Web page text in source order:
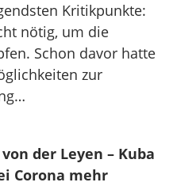
Kritikpunkte:
nötig, um die
Schon davor hatte
zur
der Leyen – Kuba
Corona mehr